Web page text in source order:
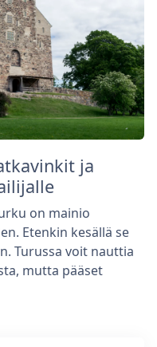
ja
on mainio
Etenkin kesällä se
Turussa voit nauttia
mutta pääset